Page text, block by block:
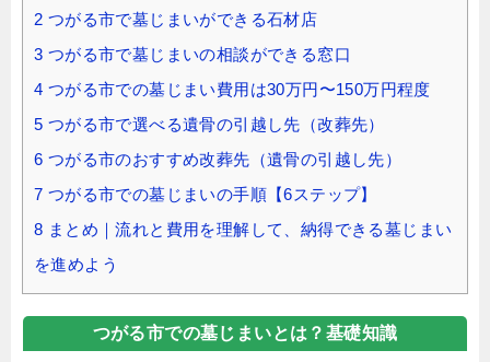
2 つがる市で墓じまいができる石材店
3 つがる市で墓じまいの相談ができる窓口
4 つがる市での墓じまい費用は30万円〜150万円程度
5 つがる市で選べる遺骨の引越し先（改葬先）
6 つがる市のおすすめ改葬先（遺骨の引越し先）
7 つがる市での墓じまいの手順【6ステップ】
8 まとめ｜流れと費用を理解して、納得できる墓じまい
を進めよう
つがる市での墓じまいとは？基礎知識